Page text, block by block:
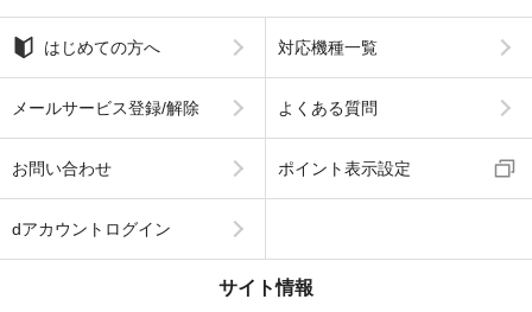
はじめての方へ 対応機種一覧
メールサービス登録/解除 よくある質問
お問い合わせ ポイント表示設定
dアカウントログイン
サイト情報